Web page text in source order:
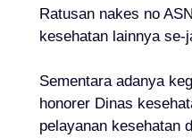
Ratusan nakes no
kesehatan lainnya se-
Sementara adanya
honorer Dinas
pelayanan kesehatan